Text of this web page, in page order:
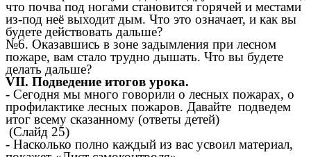
что почва под ногами становится горячей и местами
из-под неё выходит дым. Что это означает, и как вы
будете действовать дальше?
№6. Оказавшись в зоне задымления при лесном
пожаре, вам стало трудно дышать. Что вы будете
делать дальше?
VII. Подведение итогов урока.
- Сегодня мы много говорили о лесных пожарах, о
профилактике лесных пожаров. Давайте подведем
итог всему сказанному (ответы детей)
(Слайд 25)
- Насколько полно каждый из вас усвоил материал,